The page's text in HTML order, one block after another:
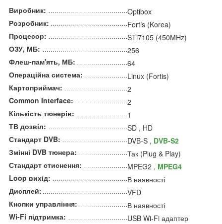
Виробник:
Optibox
Розробник:
Fortis (Korea)
Процесор:
STi7105 (450MHz)
ОЗУ, МБ:
256
Флеш-пам'ять, МБ:
64
Операційна система:
Linux (Fortis)
Картоприймач:
2
Common Interface:
2
Кількість тюнерів:
1
ТВ дозвіл:
SD , HD
Стандарт DVB:
DVB-S , DVB-S2
Змінні DVB тюнера:
Так (Plug & Play)
Стандарт стиснення:
MPEG2 , MPEG4
Loop вихід:
В наявності
Дисплей:
VFD
Кнопки управління:
В наявності
Wi-Fi підтримка:
USB Wi-Fi адаптер